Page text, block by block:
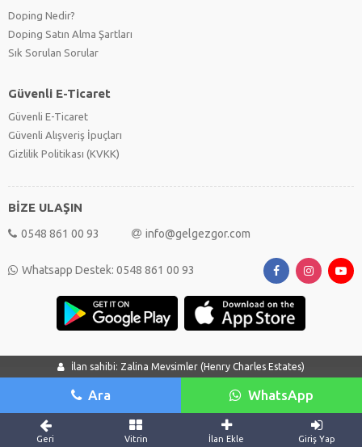
İlan sahibi: Zalina Mevsimler (Henry Charles Estates)
Ara WhatsApp
Doping Nedir?
Doping Satın Alma Şartları
Sık Sorulan Sorular
Güvenli E-Ticaret
Güvenli E-Ticaret
Güvenli Alışveriş İpuçları
Gizlilik Politikası (KVKK)
BİZE ULAŞIN
0548 861 00 93 info@gelgezgor.com
Whatsapp Destek: 0548 861 00 93
Geri Vitrin İlan Ekle Giriş Yap